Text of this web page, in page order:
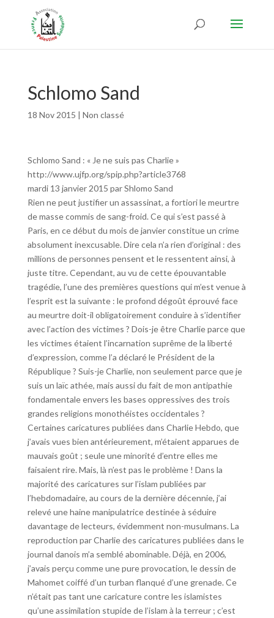
Schlomo Sand
18 Nov 2015 | Non classé
Schlomo Sand : « Je ne suis pas Charlie »
http://www.ujfp.org/spip.php?article3768
mardi 13 janvier 2015 par Shlomo Sand
Rien ne peut justifier un assassinat, a fortiori le meurtre
de masse commis de sang-froid. Ce qui s’est passé à
Paris, en ce début du mois de janvier constitue un crime
absolument inexcusable. Dire cela n’a rien d’original : des
millions de personnes pensent et le ressentent ainsi, à
juste titre. Cependant, au vu de cette épouvantable
tragédie, l’une des premières questions qui m’est venue à
l’esprit est la suivante : le profond dégoût éprouvé face
au meurtre doit-il obligatoirement conduire à s’identifier
avec l’action des victimes ? Dois-je être Charlie parce que
les victimes étaient l’incarnation suprême de la liberté
d’expression, comme l’a déclaré le Président de la
République ? Suis-je Charlie, non seulement parce que je
suis un laïc athée, mais aussi du fait de mon antipathie
fondamentale envers les bases oppressives des trois
grandes religions monothéistes occidentales ?
Certaines caricatures publiées dans Charlie Hebdo, que
j’avais vues bien antérieurement, m’étaient apparues de
mauvais goût ; seule une minorité d’entre elles me
faisaient rire. Mais, là n’est pas le problème ! Dans la
majorité des caricatures sur l’islam publiées par
l’hebdomadaire, au cours de la dernière décennie, j’ai
relevé une haine manipulatrice destinée à séduire
davantage de lecteurs, évidemment non-musulmans. La
reproduction par Charlie des caricatures publiées dans le
journal danois m’a semblé abominable. Déjà, en 2006,
j’avais perçu comme une pure provocation, le dessin de
Mahomet coiffé d’un turban flanqué d’une grenade. Ce
n’était pas tant une caricature contre les islamistes
qu’une assimilation stupide de l’islam à la terreur ; c’est